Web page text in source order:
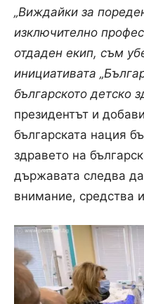
„Виждайки за
изключително
отдаден екип, съм
инициативата
българското детско
президентът и
българската нация
здравето на
държавата следва
внимание, средства